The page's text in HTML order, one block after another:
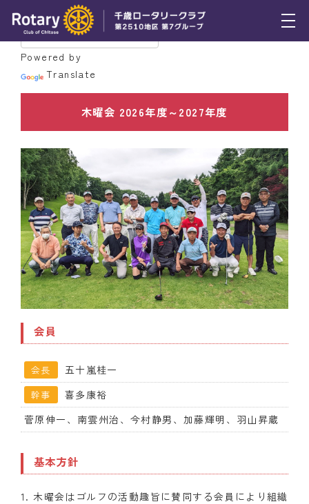
トピックス
理事会報告
スケジュール
年間プログラム
木曜会
組織図
クラブのあゆみ
クラブの歴史
歴代会長・幹事
記念誌
案内
例会場・事務局の案内
リンク集
Powered by
Translate
木曜会 2026年度～2027年度
会員
会長 五十嵐桂一
幹事
喜多康裕
菅原伸一、南雲州治、今村静男、加藤輝明、羽山昇蔵
基本方針
1. 木曜会はゴルフの活動趣旨に賛同する会員により組織